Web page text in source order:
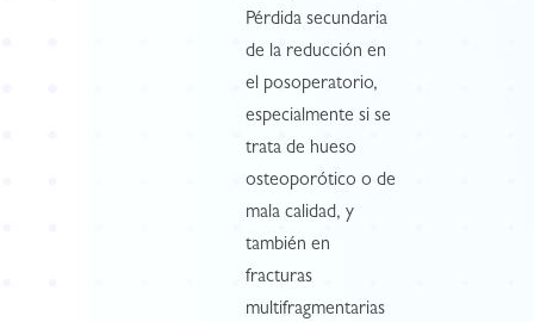
Pérdida secundaria
de la reducción en
el posoperatorio,
especialmente si se
trata de hueso
osteoporótico o de
mala calidad, y
también en
fracturas
multifragmentarias